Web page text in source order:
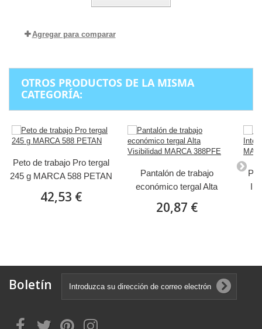
Agregar para comparar
OTROS PRODUCTOS DE LA MISMA
CATEGORÍA:
Peto de trabajo Pro tergal
245 g MARCA 588 PETAN
42,53 €
Pantalón de trabajo
económico tergal Alta
388PFE
20,87 €
Boletín